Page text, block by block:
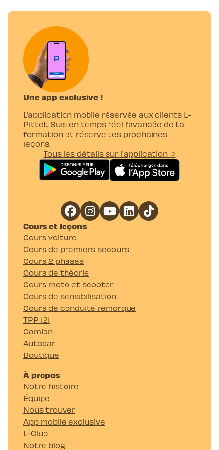
Une app exclusive !
L’application mobile réservée aux clients L-
Pittet. Suis en temps réel l’avancée de ta
formation et réserve tes prochaines
leçons.
Tous les détails sur l'application →
Cours et leçons
Cours voiture
Cours de premiers secours
Cours 2 phases
Cours de théorie
Cours moto et scooter
Cours de sensibilisation
Cours de conduite remorque
TPP 121
Camion
Autocar
Boutique
À propos
Notre histoire
Équipe
Nous trouver
App mobile exclusive
L-Club
Notre blog